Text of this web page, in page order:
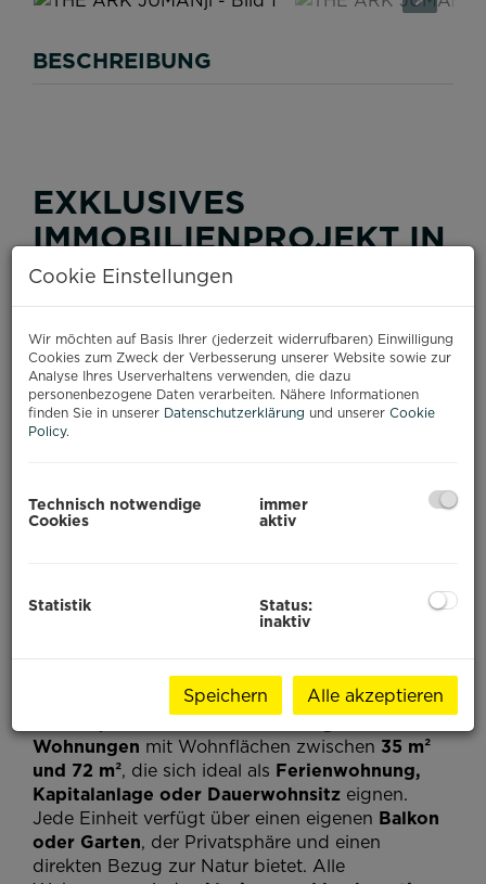
BESCHREIBUNG
EXKLUSIVES
IMMOBILIENPROJEKT IN
PAJE, SANSIBAR
Ihr Investment im Paradies
Willkommen zu einem außergewöhnlichen
Immobilienprojekt im Herzen vonPaje, einem der
türkisblauem Wasser und internationaler
Beliebtheit bei Reisenden, entsteht hier ein
Projektübersicht
Das Projekt umfasst21 hochwertige
Wohnungen mit Wohnflächen zwischen 35 m²
und 72 m², die sich ideal als Ferienwohnung,
Kapitalanlage oder Dauerwohnsitz eignen.
Jede Einheit verfügt über einen eigenen Balkon
oder Garten, der Privatsphäre und einen
direkten Bezug zur Natur bietet. Alle
Cookie Einstellungen
Wir möchten auf Basis Ihrer (jederzeit widerrufbaren) Einwilligung
Cookies zum Zweck der Verbesserung unserer Website sowie zur
Analyse Ihres Userverhaltens verwenden, die dazu
personenbezogene Daten verarbeiten. Nähere Informationen
finden Sie in unserer Datenschutzerklärung und unserer Cookie
Policy.
Technisch notwendige
Cookies
immer
aktiv
Statistik Status:
inaktiv
Speichern Alle akzeptieren